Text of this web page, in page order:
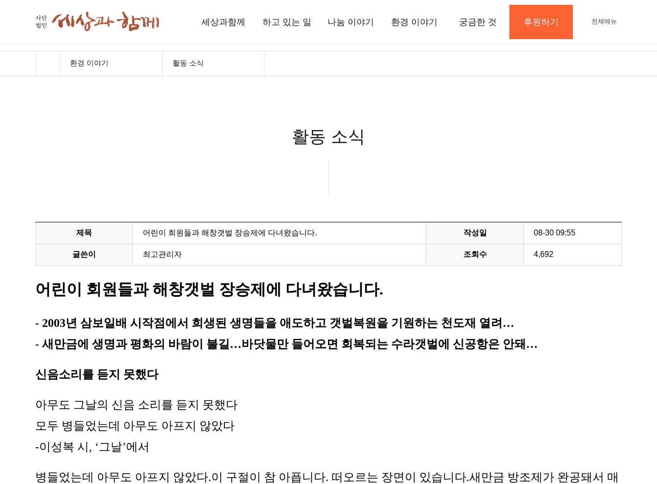
세상과함께 하고 있는 일 나눔 이야기 환경 이야기 궁금한 것 후원하기 전체메뉴
환경 이야기 활동 소식
활동 소식
제목 어린이 회원들과 해창갯벌 장승제에 다녀왔습니다. 작성일 08-30 09:55
글쓴이 최고관리자 조회수 4,692
어린이 회원들과 해창갯벌 장승제에 다녀왔습니다.
- 2003년 삼보일배 시작점에서 희생된 생명들을 애도하고 갯벌복원을 기원하는 천도재 열려…
- 새만금에 생명과 평화의 바람이 불길…바닷물만 들어오면 회복되는 수라갯벌에 신공항은 안돼…
신음소리를 듣지 못했다
아무도 그날의 신음 소리를 듣지 못했다
모두 병들었는데 아무도 아프지 않았다
-이성복 시, ‘그날’에서
병들었는데 아무도 아프지 않았다.이 구절이 참 아픕니다. 떠오르는 장면이 있습니다.새만금 방조제가 완공돼서 매